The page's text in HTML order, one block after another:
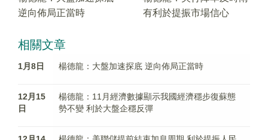
逆向佈局正當時
有利於提振市場信心
相關文章
1月8日 楊德龍：大盤加速探底 逆向佈局正當時
12月15
日
楊德龍：11月經濟數據顯示我國經濟穩步復蘇態
勢不變 利於大盤企穩反彈